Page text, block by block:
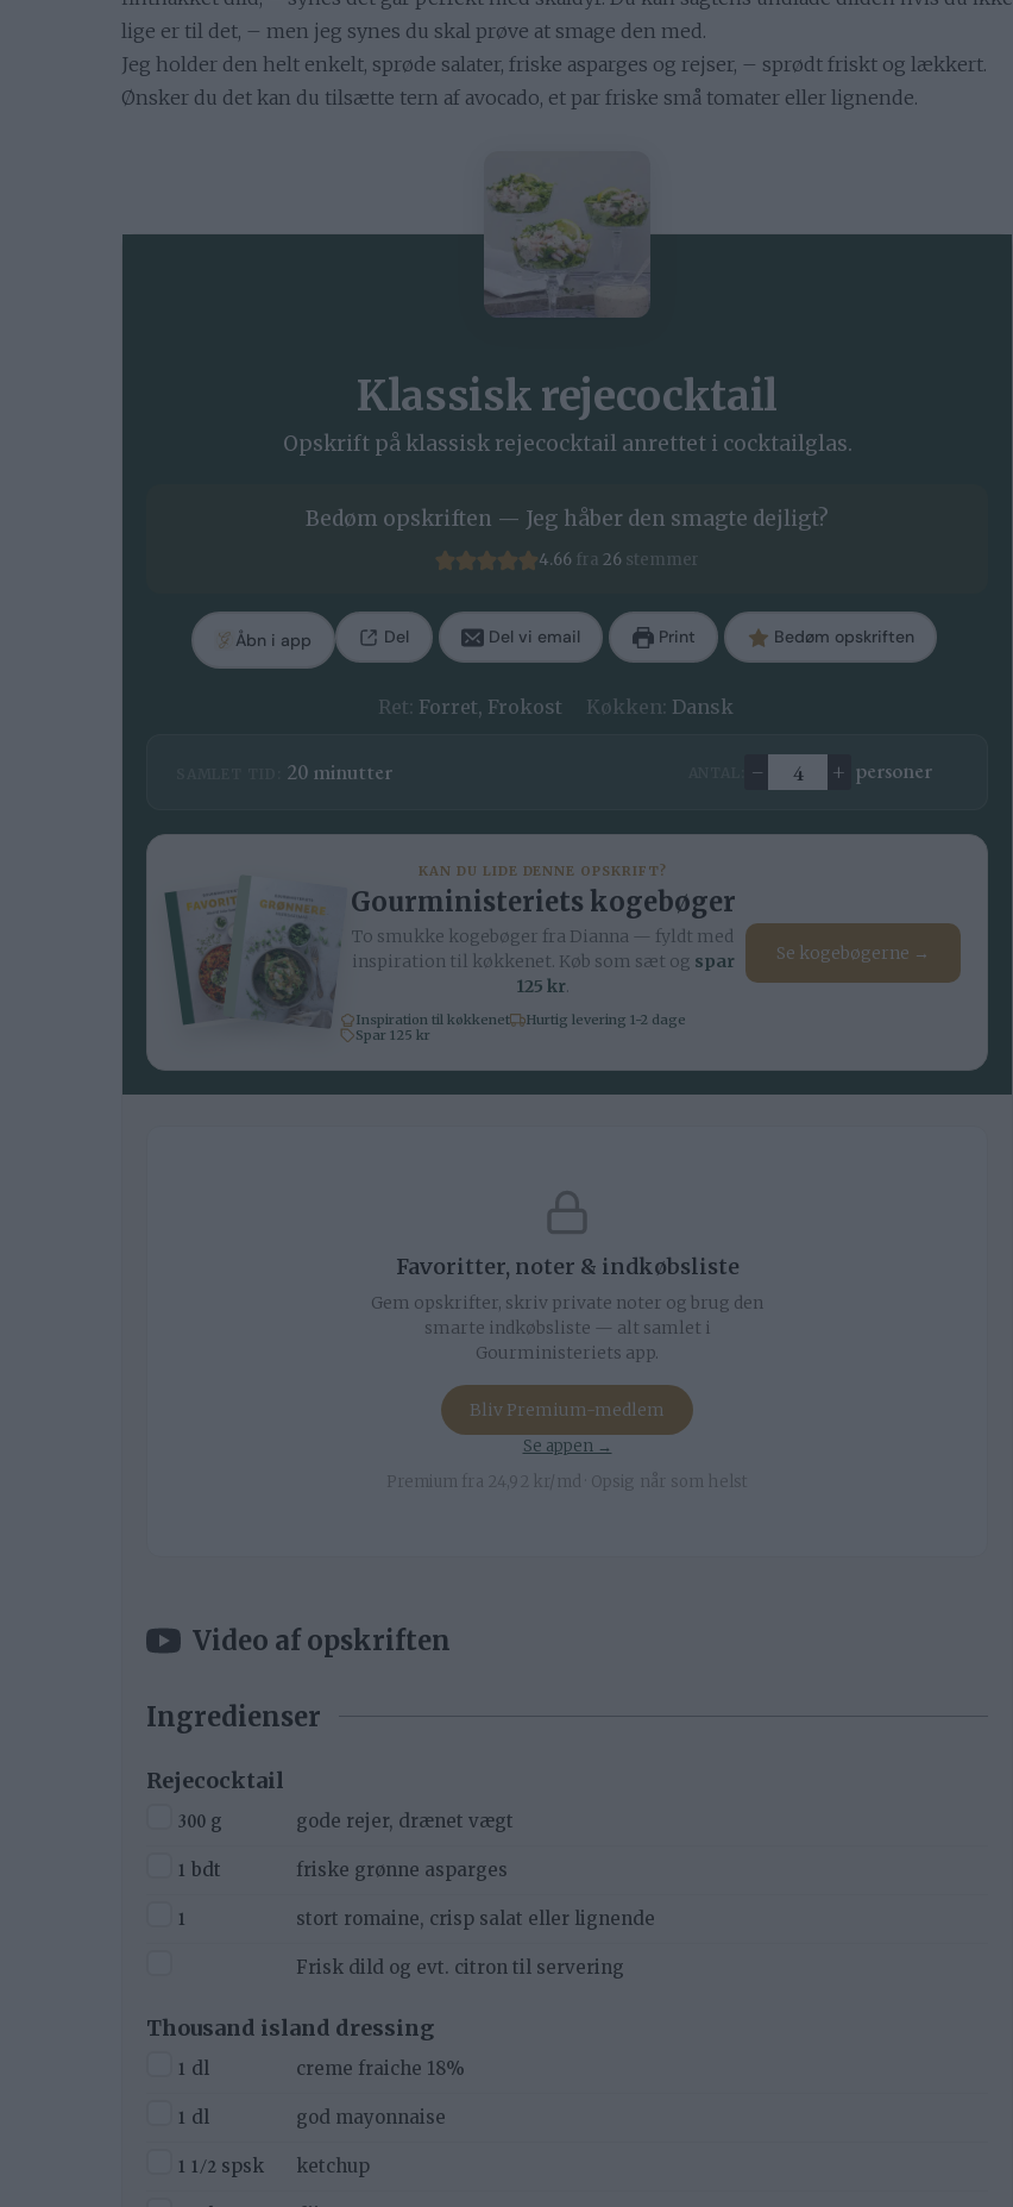
lige er til det, – men jeg synes du skal prøve at smage den med.
Jeg holder den helt enkelt, sprøde salater, friske asparges og rejser, – sprødt friskt og lækkert.
Ønsker du det kan du tilsætte tern af avocado, et par friske små tomater eller lignende.
Klassisk rejecocktail
Opskrift på klassisk rejecocktail anrettet i cocktailglas.
Bedøm opskriften — Jeg håber den smagte dejligt?
4.66 fra26 stemmer
Åbn i app Del Del vi email Print Bedøm opskriften
Ret: Forret, Frokost Køkken: Dansk
20minutter
minutter
Ændre antal
– + personer
KAN DU LIDE DENNE OPSKRIFT?
Gourministeriets kogebøger
To smukke kogebøger fra Dianna — fyldt med
inspiration til køkkenet. Køb som sæt og spar
125 kr.
Inspiration til køkkenet
Hurtig levering 1-2 dage
Spar 125 kr
Se kogebøgerne →
Favoritter, noter & indkøbsliste
Gem opskrifter, skriv private noter og brug den
smarte indkøbsliste — alt samlet i
Gourministeriets app.
Bliv Premium-medlem
Se appen →
Premium fra 24,92 kr/md · Opsig når som helst
Video af opskriften
Ingredienser
Rejecocktail
▢
300 g gode rejer, drænet vægt
▢
1 bdt friske grønne asparges
▢1 stort romaine, crisp salat eller lignende
Frisk dild og evt. citron til servering
Thousand island dressing
▢
1 dl creme fraiche 18%
▢
1 dl god mayonnaise
▢
1 1/2 spsk ketchup